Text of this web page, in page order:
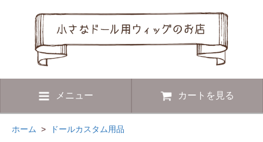
メニュー カートを見る
ホーム > ドールカスタム用品